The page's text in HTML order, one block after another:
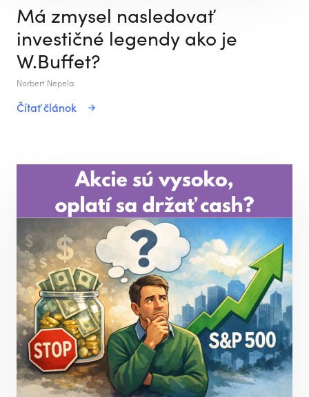
Má zmysel nasledovať
investičné legendy ako je
W.Buffet?
Norbert Nepela
Čítať článok